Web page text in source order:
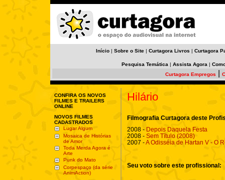
Início | Sobre o Site | Curtagora Livros | Curtagora
Pesquisa Temática | Assista Agora |
Curtagora Empregos
CONFIRA OS NOVOS
FILMES E TRAILERS
ONLINE
NOVOS FILMES
CADASTRADOS
Lugar Algum
Mosaica de Histórias
de Amor
Toda Merda Agora é
Arte
Punk do Mato
Corpespaço (da série
AnimAction)
Hilário
Filmografia Curtagora deste
2008 - Depois Daquela Festa
2008 - Sem Título (2008)
2007 -A Odisséia de Hartan V - O
Seu voto sobre este profissional: